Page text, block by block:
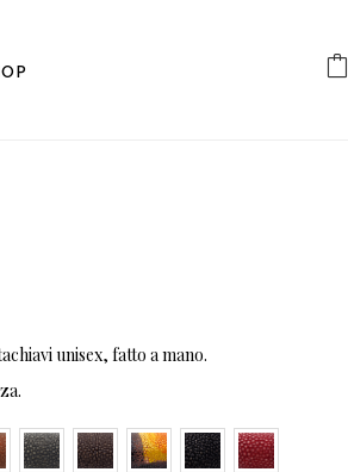
unisex, fatto a mano.